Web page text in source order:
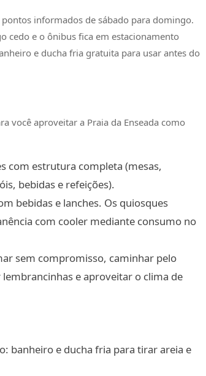
informados de sábado para domingo.
cedo e o ônibus fica em estacionamento
e ducha fria gratuita para usar antes do
você aproveitar a Praia da Enseada como
com estrutura completa (mesas,
bebidas e refeições).
bebidas e lanches. Os quiosques
com cooler mediante consumo no
sem compromisso, caminhar pelo
e aproveitar o clima de
banheiro e ducha fria para tirar areia e